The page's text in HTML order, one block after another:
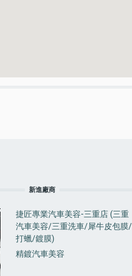
新進廠商
捷匠專業汽車美容-三重店 (三重
汽車美容/三重洗車/犀牛皮包膜/
打蠟/鍍膜)
精鍍汽車美容